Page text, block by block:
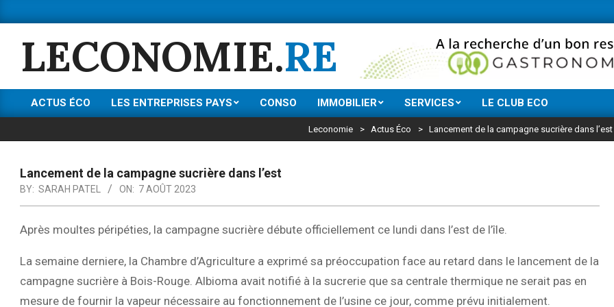
to
content
Ne manquez rien de l’actu économique
LECONOMIE.RE
Primary
Menu
ACTUS ÉCO LES ENTREPRISES PAYS CONSO IMMOBILIER SERVICES LE CLUB ECO
Leconomie > Actus Éco > Lancement de la campagne sucrière dans l’est
Lancement de la campagne sucrière dans l’est
BY: SARAH PATEL ON: 7 AOÛT 2023
Après moultes péripéties, la campagne sucrière débute officiellement ce lundi dans l’est de l’île.
La semaine derniere, la Chambre d’Agriculture a exprimé sa préoccupation face au retard dans le lancement de la
campagne sucrière à Bois-Rouge. Albioma avait notifié à la sucrerie que sa centrale thermique ne serait pas en
mesure de fournir la vapeur nécessaire au fonctionnement de l’usine ce jour, comme prévu initialement.